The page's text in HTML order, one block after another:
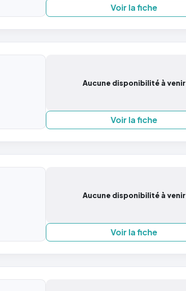
Voir la fiche
Aucune disponibilité à venir
Voir la fiche
Aucune disponibilité à venir
Voir la fiche